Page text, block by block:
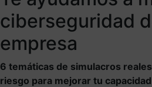
ciberseguridad
empresa
6 temáticas de simulacros
riesgo para mejorar tu